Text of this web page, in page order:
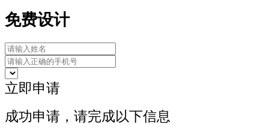
免费设计
立即申请
成功申请，请完成以下信息